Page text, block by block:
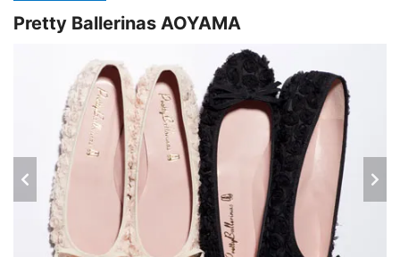
Pretty Ballerinas AOYAMA